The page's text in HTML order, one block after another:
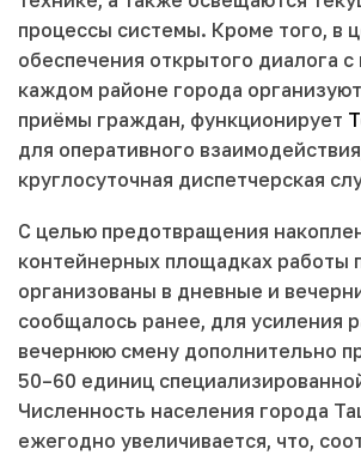
процессы системы. Кроме того, в
обеспечения открытого диалога
каждом районе города
приёмы граждан, функционирует
для оперативного
круглосуточная диспетчерская
С целью предотвращения
контейнерных площадках работы
организованы в дневные и
сообщалось ранее, для усиления
вечернюю смену дополнительно
50–60 единиц
Численность населения города
ежегодно увеличивается, что,